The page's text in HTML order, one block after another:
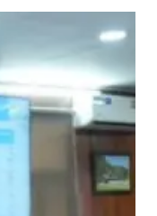
मु
व
ब